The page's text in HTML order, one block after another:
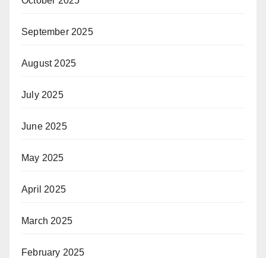
September 2025
August 2025
July 2025
June 2025
May 2025
April 2025
March 2025
February 2025